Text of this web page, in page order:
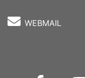
WEBMAIL